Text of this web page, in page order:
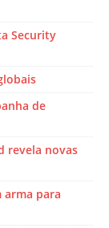
Security
de
revela novas
arma para